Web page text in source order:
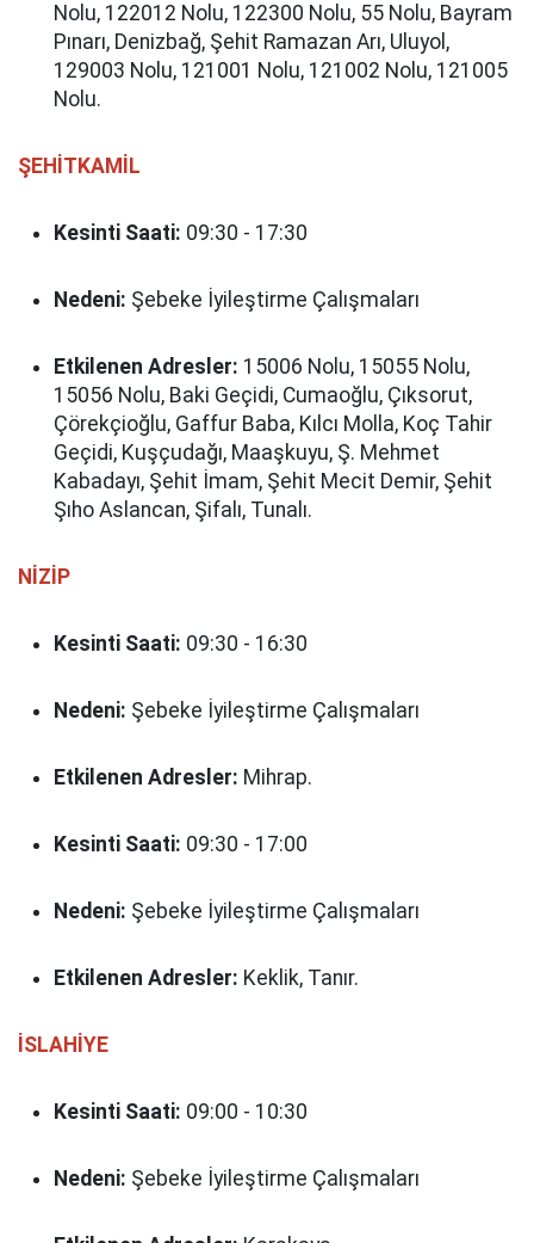
Nolu, 122012 Nolu, 122300 Nolu, 55 Nolu, Bayram
Pınarı, Denizbağ, Şehit Ramazan Arı, Uluyol,
129003 Nolu, 121001 Nolu, 121002 Nolu, 121005
Nolu.
ŞEHİTKAMİL
Kesinti Saati: 09:30 - 17:30
Nedeni: Şebeke İyileştirme Çalışmaları
Etkilenen Adresler: 15006 Nolu, 15055 Nolu,
15056 Nolu, Baki Geçidi, Cumaoğlu, Çıksorut,
Çörekçioğlu, Gaffur Baba, Kılcı Molla, Koç Tahir
Geçidi, Kuşçudağı, Maaşkuyu, Ş. Mehmet
Kabadayı, Şehit İmam, Şehit Mecit Demir, Şehit
Şıho Aslancan, Şifalı, Tunalı.
NİZİP
Kesinti Saati: 09:30 - 16:30
Nedeni: Şebeke İyileştirme Çalışmaları
Etkilenen Adresler: Mihrap.
Kesinti Saati: 09:30 - 17:00
Nedeni: Şebeke İyileştirme Çalışmaları
Etkilenen Adresler: Keklik, Tanır.
İSLAHİYE
Kesinti Saati: 09:00 - 10:30
Nedeni: Şebeke İyileştirme Çalışmaları